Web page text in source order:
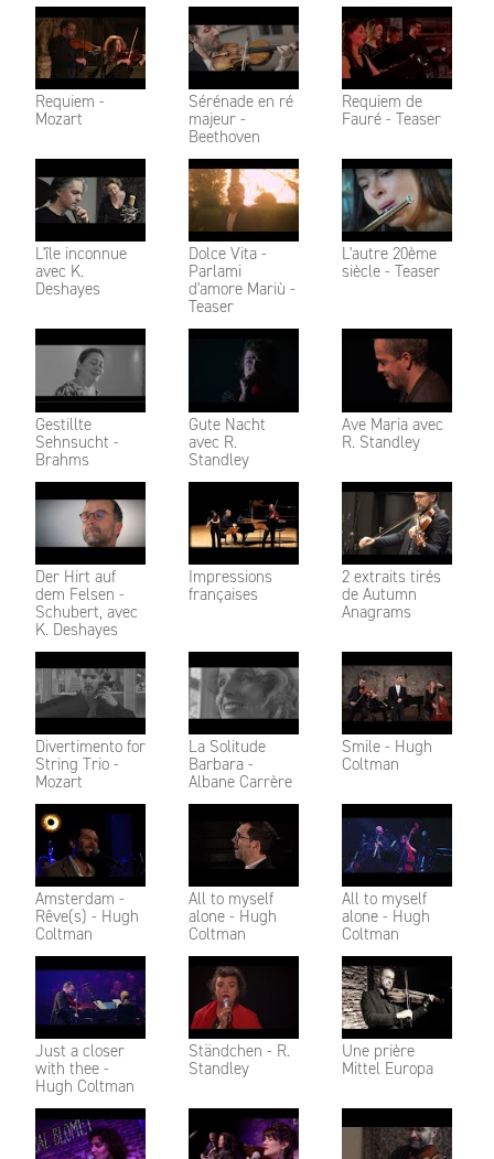
Requiem -
Mozart
Sérénade en ré
majeur -
Beethoven
Requiem de
Fauré - Teaser
L'île inconnue
avec K.
Deshayes
Dolce Vita -
Parlami
d'amore Mariù -
Teaser
L'autre 20ème
siècle - Teaser
Gestillte
Sehnsucht -
Brahms
Gute Nacht
avec R.
Standley
Ave Maria avec
R. Standley
Der Hirt auf
dem Felsen -
Schubert, avec
K. Deshayes
Impressions
françaises
2 extraits tirés
de Autumn
Anagrams
Divertimento for
String Trio -
Mozart
La Solitude
Barbara -
Albane Carrère
Smile - Hugh
Coltman
Amsterdam -
Rêve(s) - Hugh
Coltman
All to myself
alone - Hugh
Coltman
All to myself
alone - Hugh
Coltman
Just a closer
with thee -
Hugh Coltman
Ständchen - R.
Standley
Une prière
Mittel Europa